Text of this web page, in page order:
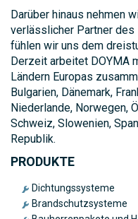
Darüber hinaus nehmen
verlässlicher Partner
fühlen wir uns dem
Derzeit arbeitet DOYMA
Ländern Europas
Bulgarien, Dänemark,
Niederlande, Norwegen,
Schweiz, Slowenien,
Republik.
PRODUKTE
Dichtungssysteme
Brandschutzsysteme